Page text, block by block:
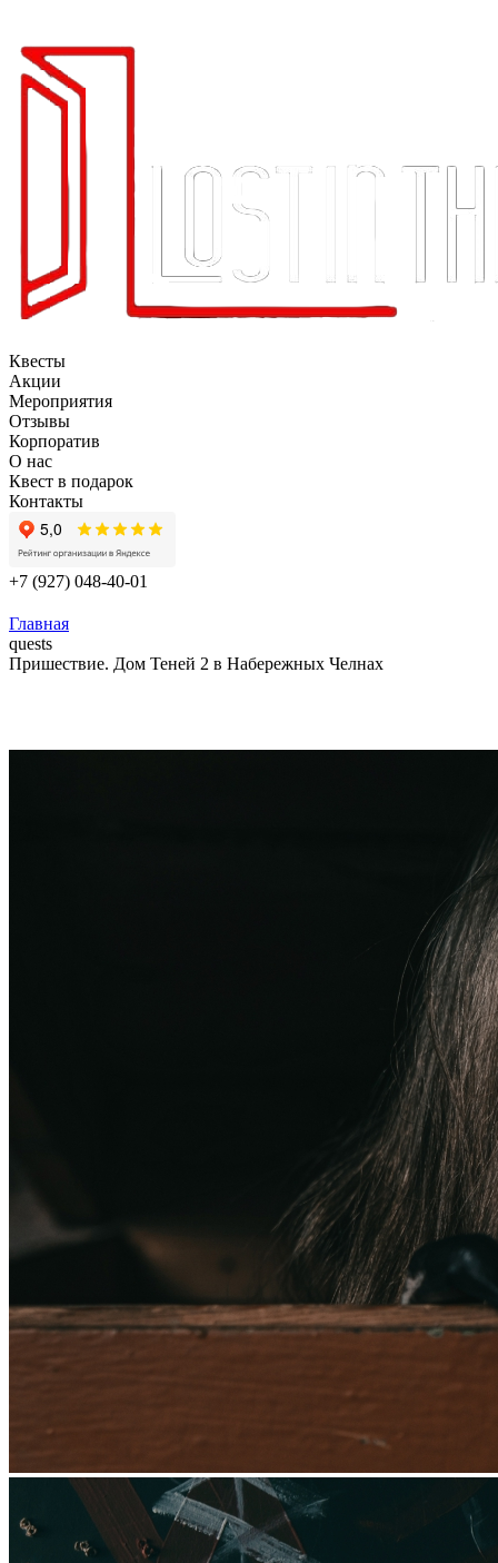
Квесты
Акции
Мероприятия
Отзывы
Корпоратив
О нас
Квест в подарок
Контакты
+7 (927) 048-40-01
Главная
quests
Пришествие. Дом Теней 2 в Набережных Челнах